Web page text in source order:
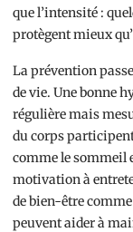
que l’intensité :
protègent mieux
La prévention
de vie. Une bonne
régulière mais
du corps
comme le sommeil
motivation à
de bien-être comme
peuvent aider à